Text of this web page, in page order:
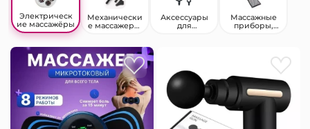
Электрическ
ие массажёры
Механически
е массажеры,
Аксессуары
для
Массажные
приборы,